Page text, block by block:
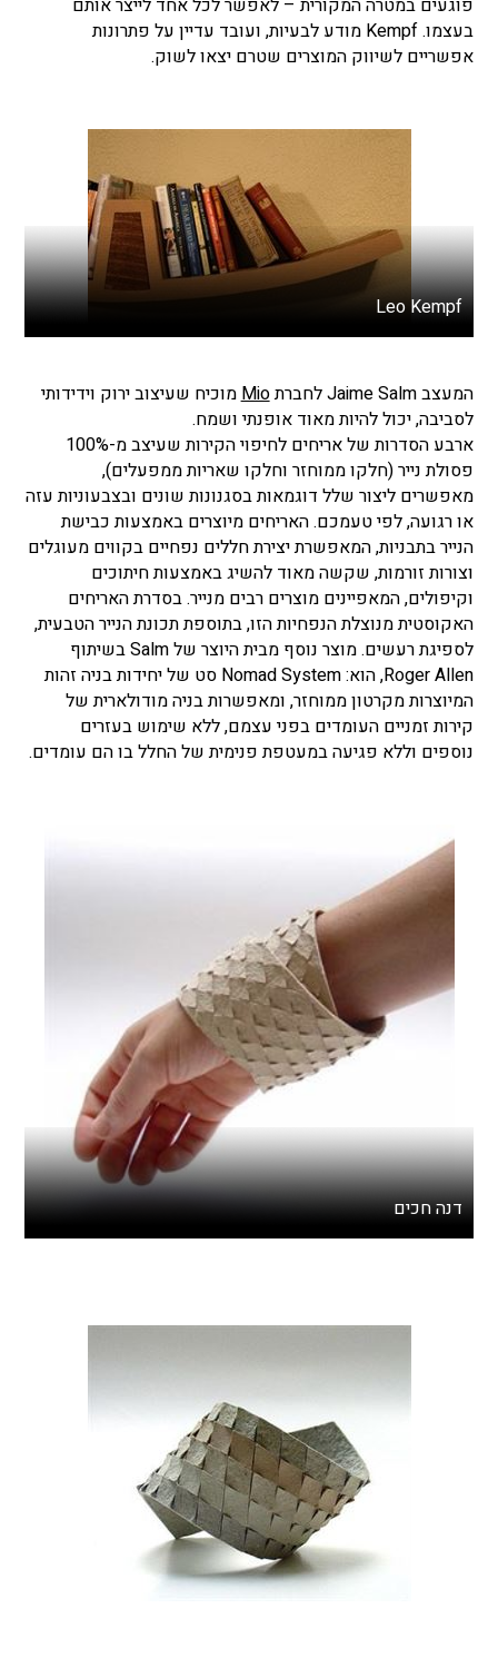
בעצמו. Kempf מודע לבעיות, ועובד עדיין על פתרונות
אפשריים לשיווק המוצרים שטרם יצאו לשוק.
Leo Kempf
המעצב Jaime Salm לחברת Mio מוכיח שעיצוב ירוק וידידותי
לסביבה, יכול להיות מאוד אופנתי ושמח.
ארבע הסדרות של אריחים לחיפוי הקירות שעיצב מ-100%
פסולת נייר (חלקו ממוחזר וחלקו שאריות ממפעלים),
מאפשרים ליצור שלל דוגמאות בסגנונות שונים ובצבעוניות עזה
או רגועה, לפי טעמכם. האריחים מיוצרים באמצעות כבישת
הנייר בתבניות, המאפשרת יצירת חללים נפחיים בקווים מעוגלים
וצורות זורמות, שקשה מאוד להשיג באמצעות חיתוכים
וקיפולים, המאפיינים מוצרים רבים מנייר. בסדרת האריחים
האקוסטית מנוצלת הנפחיות הזו, בתוספת תכונת הנייר הטבעית,
לספיגת רעשים. מוצר נוסף מבית היוצר של Salm בשיתוף
Roger Allen, הוא: Nomad System סט של יחידות בניה זהות
המיוצרות מקרטון ממוחזר, ומאפשרות בניה מודולארית של
קירות זמניים העומדים בפני עצמם, ללא שימוש בעזרים
נוספים וללא פגיעה במעטפת פנימית של החלל בו הם עומדים.
דנה חכים